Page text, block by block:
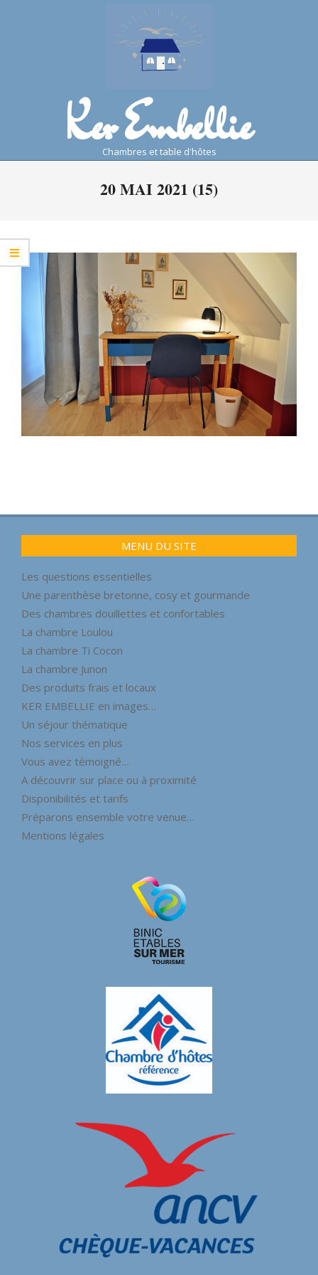
Ker Embellie
chambres et table d'hôtes
20 MAI 2021 (15)
05-
MENU DU SITE
Les questions essentielles
Une parenthèse bretonne, cosy et gourmande
Des chambres douillettes et confortables
La chambre Loulou
La chambre Ti Cocon
La chambre Junon
Des produits frais et locaux
KER EMBELLIE en images…
Un séjour thématique
Nos services en plus
Vous avez témoigné…
A découvrir sur place ou à proximité
Disponibilités et tarifs
Préparons ensemble votre venue…
Mentions légales